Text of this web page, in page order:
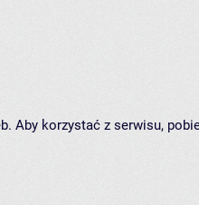
Aby korzystać z serwisu,